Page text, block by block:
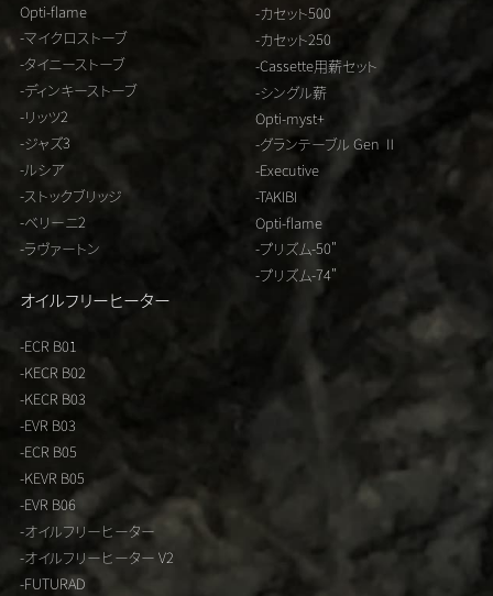
Opti-flame
-マイクロストーブ
-タイニーストーブ
-ディンキーストーブ
-リッツ2
-ジャズ3
-ルシア
-ストックブリッジ
-ベリーニ2
-ラヴァートン
オイルフリーヒーター
-ECR B01
-KECR B02
-KECR B03
-EVR B03
-ECR B05
-KEVR B05
-EVR B06
-オイルフリーヒーター
-オイルフリーヒーター V2
-FUTURAD
-カセット500
-カセット250
-Cassette用薪セット
-シングル薪
Opti-myst+
-グランテーブル Gen Ⅱ
-Executive
-TAKIBI
Opti-flame
-プリズム-50"
-プリズム-74"